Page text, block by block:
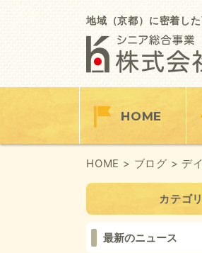
Skip
to
content
地域（京都）に密着し
HOME
HOME > ブログ > デ
カテゴ
最新のニュース